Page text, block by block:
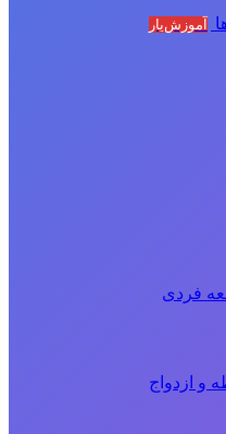
آموزش‌یار
فردی
و ازدواج